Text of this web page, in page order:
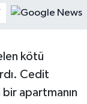
kötü
Cedit
apartmanın